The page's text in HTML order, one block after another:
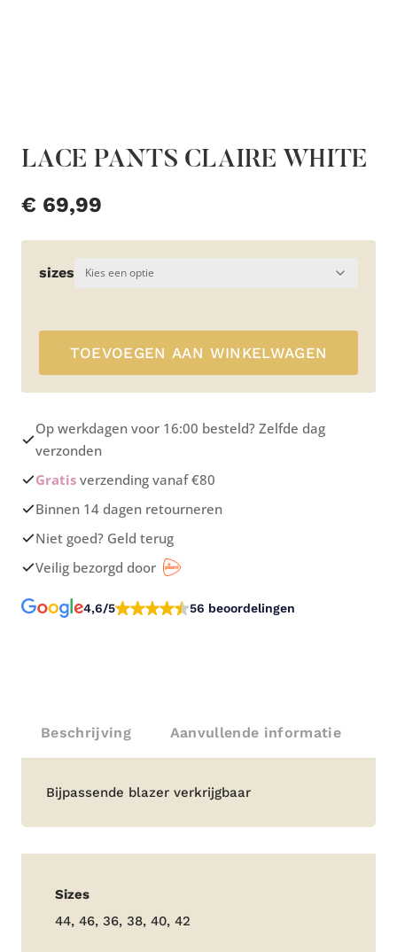
LACE PANTS CLAIRE WHITE
€ 69,99
sizes
TOEVOEGEN AAN WINKELWAGEN
Op werkdagen voor 16:00 besteld? Zelfde dag
verzonden
Gratis verzending vanaf €80
Binnen 14 dagen retourneren
Niet goed? Geld terug
Veilig bezorgd door
4,6/5 56 beoordelingen
Beschrijving Aanvullende informatie
Beschrijving
Bijpassende blazer verkrijgbaar
Aanvullende
Sizes
44, 46, 36, 38, 40, 42